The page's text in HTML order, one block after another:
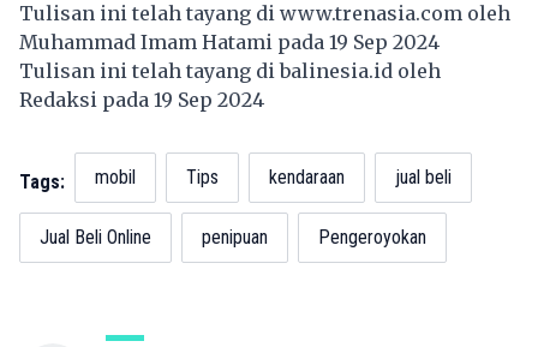
Tulisan ini telah tayang di www.trenasia.com oleh
Muhammad Imam Hatami pada 19 Sep 2024
Tulisan ini telah tayang dibalinesia.id oleh
Redaksi pada 19 Sep 2024
Tags: mobil Tips kendaraan jual beli
Jual Beli Online penipuan Pengeroyokan